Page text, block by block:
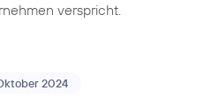
verspricht.
2024